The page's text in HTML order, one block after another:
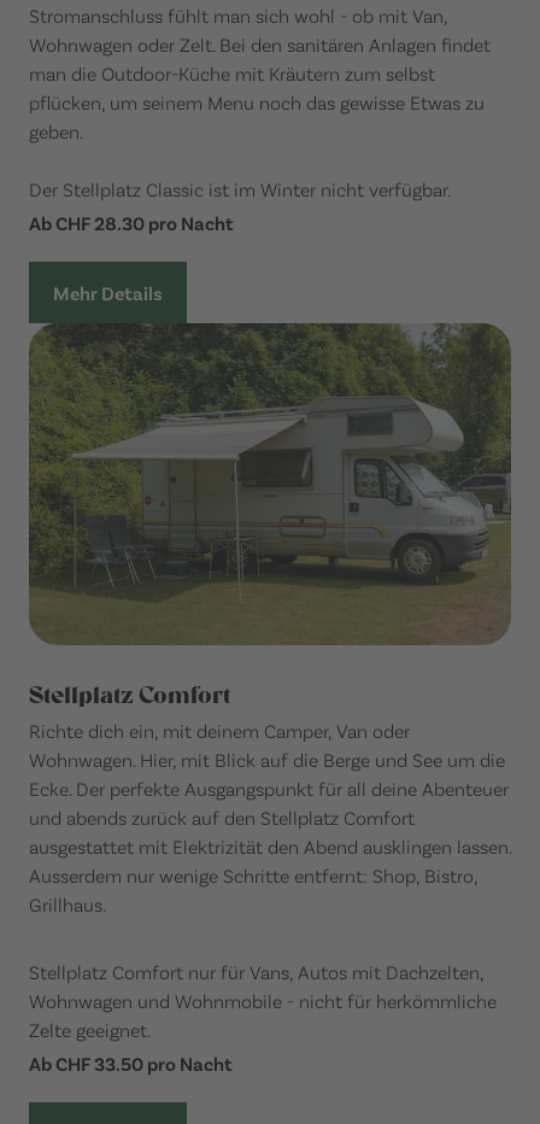
Stromanschluss fühlt man sich wohl - ob mit Van,
Wohnwagen oder Zelt. Bei den sanitären Anlagen findet
man die Outdoor-Küche mit Kräutern zum selbst
pflücken, um seinem Menu noch das gewisse Etwas zu
geben.
Der Stellplatz Classic ist im Winter nicht verfügbar.
Ab CHF 28.30 pro Nacht
Mehr Details
Stellplatz Comfort
Richte dich ein, mit deinem Camper, Van oder
Wohnwagen. Hier, mit Blick auf die Berge und See um die
Ecke. Der perfekte Ausgangspunkt für all deine Abenteuer
und abends zurück auf den Stellplatz Comfort
ausgestattet mit Elektrizität den Abend ausklingen lassen.
Ausserdem nur wenige Schritte entfernt: Shop, Bistro,
Grillhaus.
Stellplatz Comfort nur für Vans, Autos mit Dachzelten,
Wohnwagen und Wohnmobile - nicht für herkömmliche
Zelte geeignet.
Ab CHF 33.50 pro Nacht